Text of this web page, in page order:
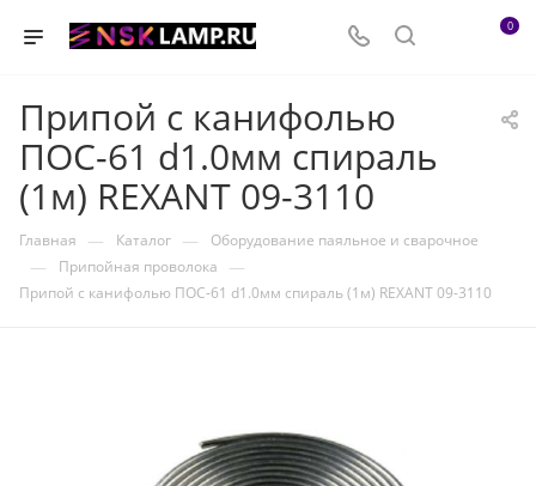
0
Припой с канифолью
ПОС-61 d1.0мм спираль
(1м) REXANT 09-3110
Главная — Каталог — Оборудование паяльное и сварочное
— Припойная проволока —
Припой с канифолью ПОС-61 d1.0мм спираль (1м) REXANT 09-3110